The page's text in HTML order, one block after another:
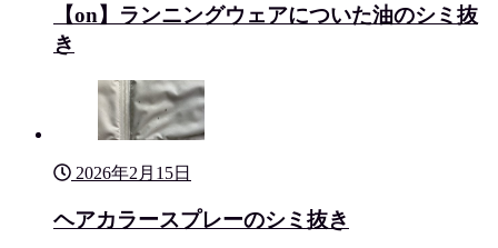
【on】ランニングウェアについた油のシミ抜
き
2026年2月15日
ヘアカラースプレーのシミ抜き